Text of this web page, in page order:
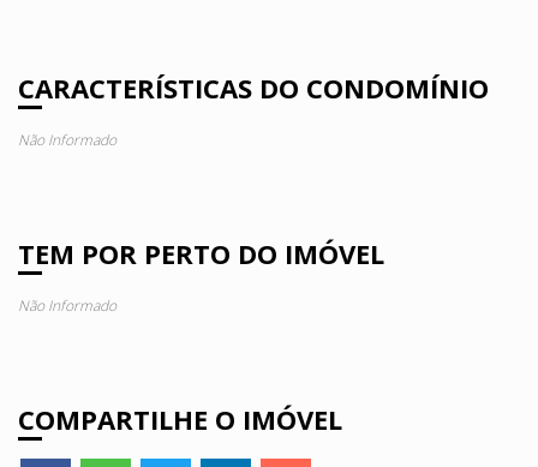
CARACTERÍSTICAS DO CONDOMÍNIO
Não Informado
TEM POR PERTO DO IMÓVEL
Não Informado
COMPARTILHE O IMÓVEL